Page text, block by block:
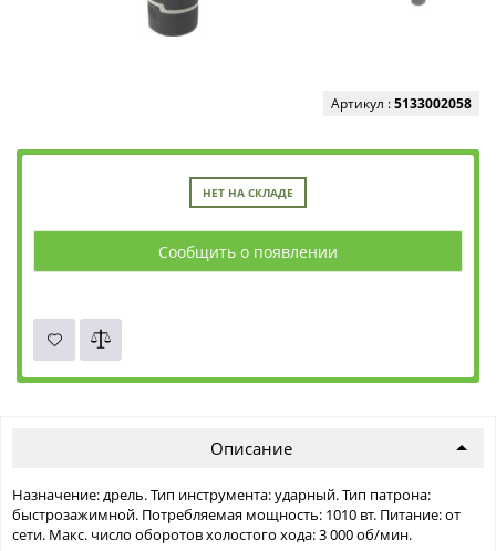
Артикул :5133002058
НЕТ НА СКЛАДЕ
Сообщить о появлении
Описание
Назначение: дрель. Тип инструмента: ударный. Тип патрона:
быстрозажимной. Потребляемая мощность: 1010 вт. Питание: от
сети. Макс. число оборотов холостого хода: 3 000 об/мин.